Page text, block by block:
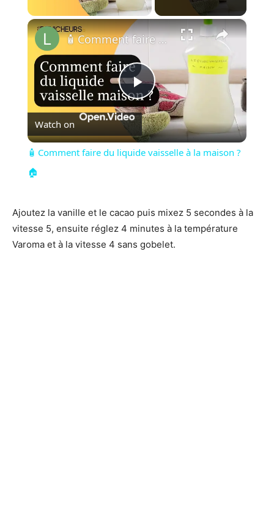
×
Play
Video
🧴 Comment faire du liquide vaisselle à la maison ?🏠
Watch on
🧴 Comment faire du liquide vaisselle à la maison ?
🏠
Ajoutez la vanille et le cacao puis mixez 5 secondes à la
vitesse 5, ensuite réglez 4 minutes à la température
Varoma et à la vitesse 4 sans gobelet.